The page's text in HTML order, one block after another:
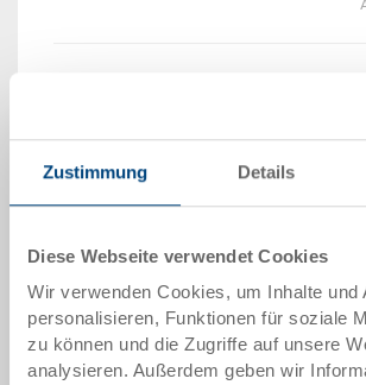
Zustimmung Details
Diese Webseite verwendet Cookies
Wir verwenden Cookies, um Inhalte und
personalisieren, Funktionen für soziale
zu können und die Zugriffe auf unsere
analysieren. Außerdem geben wir
Artikeldaten
Bestellnummer
3-903-43 EL.0170
Aussenmasse:
177 x 139 x 99 mm